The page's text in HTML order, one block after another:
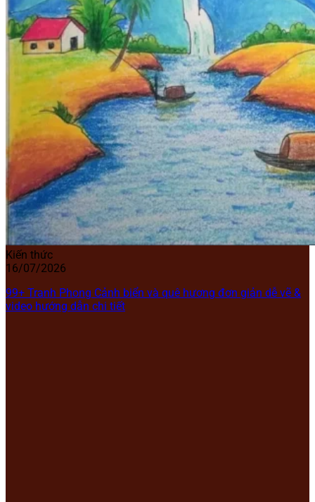
Kiến thức
16/07/2026
99+ Tranh Phong Cảnh biển và quê hương đơn giản dễ vẽ &
video hướng dẫn chi tiết